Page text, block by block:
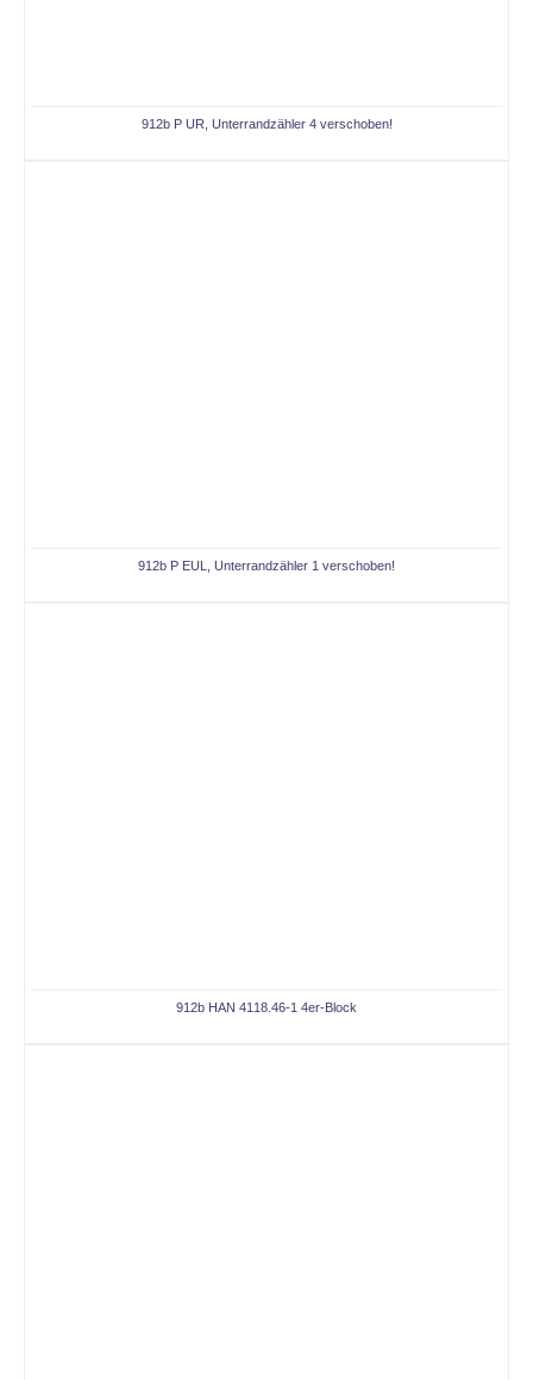
912b P UR, Unterrandzähler 4 verschoben!
912b P EUL, Unterrandzähler 1 verschoben!
912b HAN 4118.46-1 4er-Block